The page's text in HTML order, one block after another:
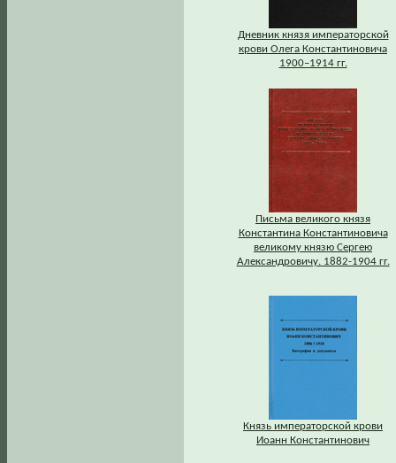
Дневник князя императорской
крови Олега Константиновича
1900–1914 гг.
Письма великого князя
Константина Константиновича
великому князю Сергею
Александровичу. 1882-1904 гг.
Князь императорской крови
Иоанн Константинович